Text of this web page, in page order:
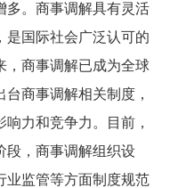
多。商事调解具有灵活
是国际社会广泛认可的
，商事调解已成为全球
商事调解相关制度，
力和竞争力。目前，
段，商事调解组织设
业监管等方面制度规范